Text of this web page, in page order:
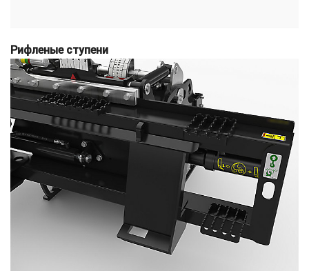
Рифленые ступени